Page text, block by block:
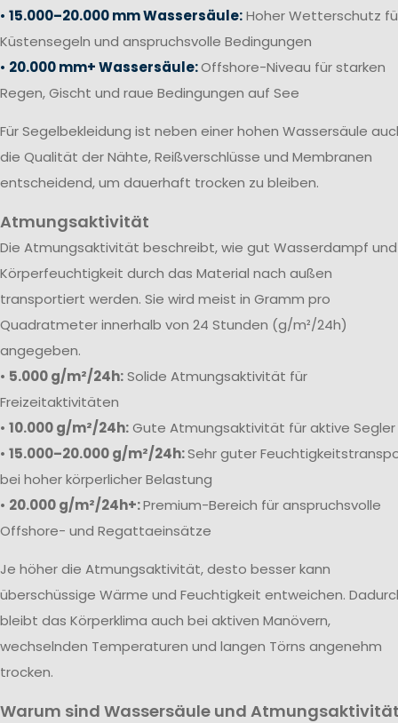
• 15.000–20.000 mm Wassersäule:Hoher Wetterschutz
Küstensegeln und anspruchsvolle Bedingungen
• 20.000 mm+ Wassersäule:Offshore-Niveau für starken
Regen, Gischt und raue Bedingungen auf See
Für Segelbekleidung ist neben einer hohen Wassersäule
die Qualität der Nähte, Reißverschlüsse und Membranen
entscheidend, um dauerhaft trocken zu bleiben.
Atmungsaktivität
Die Atmungsaktivität beschreibt, wie gut Wasserdampf und
Körperfeuchtigkeit durch das Material nach außen
transportiert werden. Sie wird meist in Gramm pro
Quadratmeter innerhalb von 24 Stunden (g/m²/24h)
angegeben.
• 5.000 g/m²/24h:Solide Atmungsaktivität für
Freizeitaktivitäten
• 10.000 g/m²/24h:Gute Atmungsaktivität für aktive Segler
• 15.000–20.000 g/m²/24h:Sehr guter
bei hoher körperlicher Belastung
• 20.000 g/m²/24h+:Premium-Bereich für anspruchsvolle
Offshore- und Regattaeinsätze
Je höher die Atmungsaktivität, desto besser kann
überschüssige Wärme und Feuchtigkeit entweichen.
bleibt das Körperklima auch bei aktiven Manövern,
wechselnden Temperaturen und langen Törns angenehm
trocken.
Warum sind Wassersäule und